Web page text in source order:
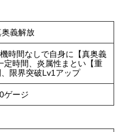
奥義解放
時間なしで自身に【真奥義
定時間、炎属性まとい【重
限界突破Lv1アップ
0ゲージ